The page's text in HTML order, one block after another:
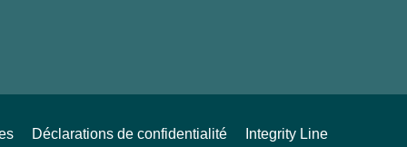
Déclarations de confidentialité Integrity Line